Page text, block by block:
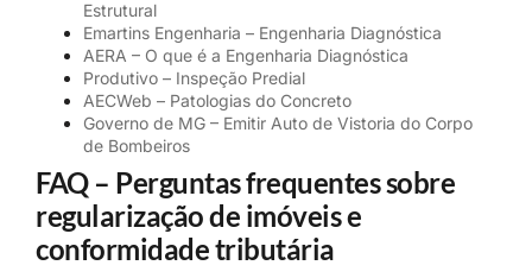
Estrutural
Emartins Engenharia – Engenharia Diagnóstica
AERA – O que é a Engenharia Diagnóstica
Produtivo – Inspeção Predial
AECWeb – Patologias do Concreto
Governo de MG – Emitir Auto de Vistoria do Corpo
de Bombeiros
FAQ – Perguntas frequentes sobre
regularização de imóveis e
conformidade tributária